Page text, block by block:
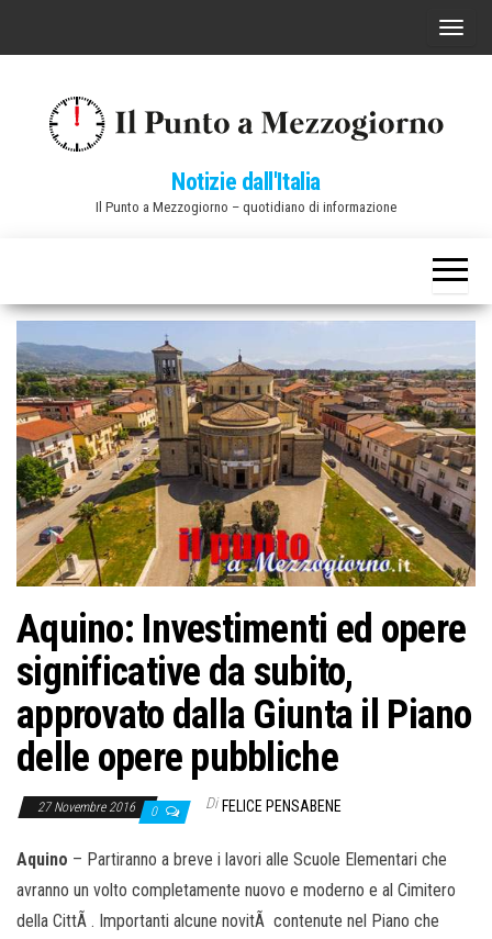
C
a
v
g
a
z
i
o
n
e
Notizie dall'Italia
Il Punto a Mezzogiorno – quotidiano di informazione
Aquino: Investimenti ed opere
significative da subito,
approvato dalla Giunta il Piano
delle opere pubbliche
27 Novembre 2016 0 Di FELICE PENSABENE
Aquino – Partiranno a breve i lavori alle Scuole Elementari che
avranno un volto completamente nuovo e moderno e al Cimitero
della CittÃ . Importanti alcune novitÃ contenute nel Piano che